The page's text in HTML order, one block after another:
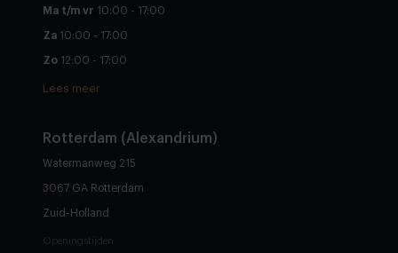
Ma t/m vr 10:00 - 17:00
Za 10:00 - 17:00
Zo 12:00 - 17:00
Lees meer
Rotterdam (Alexandrium)
Watermanweg 215
3067 GA Rotterdam
Zuid-Holland
Openingstijden